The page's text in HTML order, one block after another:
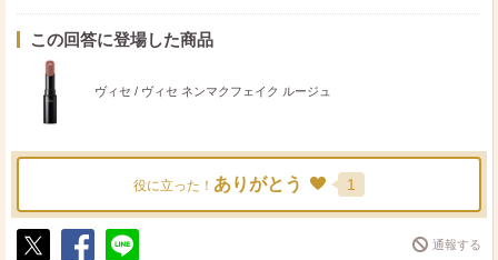
この回答に登場した商品
ヴィセ / ヴィセ ネンマクフェイク ルージュ
役に立った！ ありがとう 1
通報する